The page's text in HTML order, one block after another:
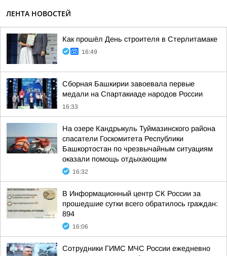
ЛЕНТА НОВОСТЕЙ
Как прошёл День строителя в Стерлитамаке
16:49
Сборная Башкирии завоевала первые
медали на Спартакиаде народов России
16:33
На озере Кандрыкуль Туймазинского района
спасатели Госкомитета Республики
Башкортостан по чрезвычайным ситуациям
оказали помощь отдыхающим
16:32
В Информационный центр СК России за
прошедшие сутки всего обратилось граждан:
894
16:06
Сотрудники ГИМС МЧС России ежедневно